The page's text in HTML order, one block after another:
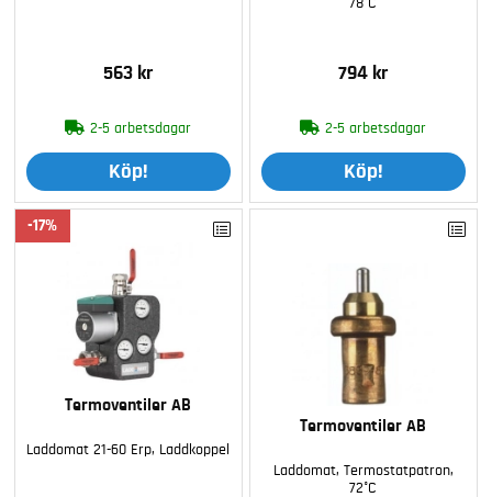
563 kr
2-5 arbetsdagar
Köp!
78°C
794 kr
2-5 arbetsdagar
Köp!
17
Termoventiler AB
Laddomat 21-60 Erp, Laddkoppel
Termoventiler AB
Laddomat, Termostatpatron,
72°C